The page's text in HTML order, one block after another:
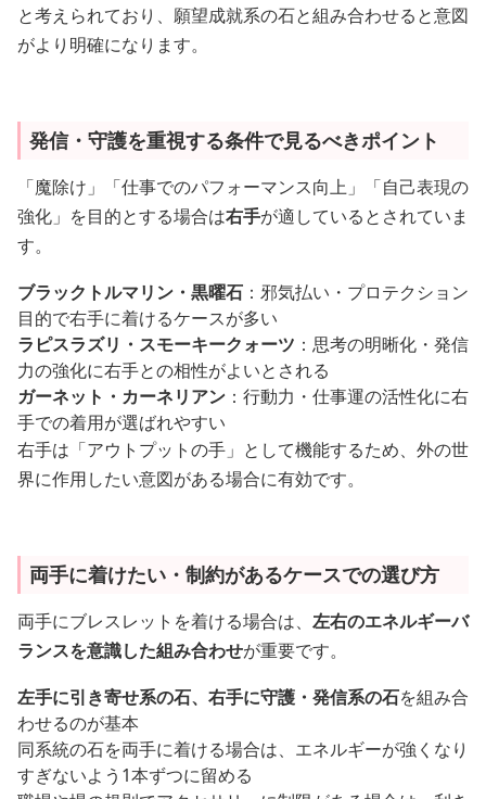
と考えられており、願望成就系の石と組み合わせると意図
がより明確になります。
発信・守護を重視する条件で見るべきポイント
「魔除け」「仕事でのパフォーマンス向上」「自己表現の
強化」を目的とする場合は右手が適しているとされていま
す。
ブラックトルマリン・黒曜石 ：邪気払い・プロテクション
目的で右手に着けるケースが多い
ラピスラズリ・スモーキークォーツ ：思考の明晰化・発信
力の強化に右手との相性がよいとされる
ガーネット・カーネリアン ：行動力・仕事運の活性化に右
手での着用が選ばれやすい
右手は「アウトプットの手」として機能するため、外の世
界に作用したい意図がある場合に有効です。
両手に着けたい・制約があるケースでの選び方
両手にブレスレットを着ける場合は、 左右のエネルギーバ
ランスを意識した組み合わせが重要です。
左手に引き寄せ系の石、右手に守護・発信系の石を組み合
わせるのが基本
同系統の石を両手に着ける場合は、エネルギーが強くなり
すぎないよう1本ずつに留める